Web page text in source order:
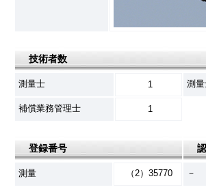
技術者数
測量士 1 測
補償業務管理士 1
登録番号
測量 （2）35770 －